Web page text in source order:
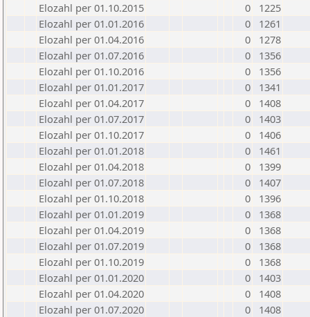
Elozahl per 01.10.2015
0
1225
Elozahl per 01.01.2016
0
1261
Elozahl per 01.04.2016
0
1278
Elozahl per 01.07.2016
0
1356
Elozahl per 01.10.2016
0
1356
Elozahl per 01.01.2017
0
1341
Elozahl per 01.04.2017
0
1408
Elozahl per 01.07.2017
0
1403
Elozahl per 01.10.2017
0
1406
Elozahl per 01.01.2018
0
1461
Elozahl per 01.04.2018
0
1399
Elozahl per 01.07.2018
0
1407
Elozahl per 01.10.2018
0
1396
Elozahl per 01.01.2019
0
1368
Elozahl per 01.04.2019
0
1368
Elozahl per 01.07.2019
0
1368
Elozahl per 01.10.2019
0
1368
Elozahl per 01.01.2020
0
1403
Elozahl per 01.04.2020
0
1408
Elozahl per 01.07.2020
0
1408